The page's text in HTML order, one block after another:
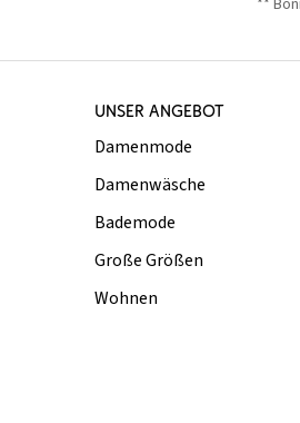
**
UNSER ANGEBOT
Damenmode
Damenwäsche
Bademode
Große Größen
Wohnen